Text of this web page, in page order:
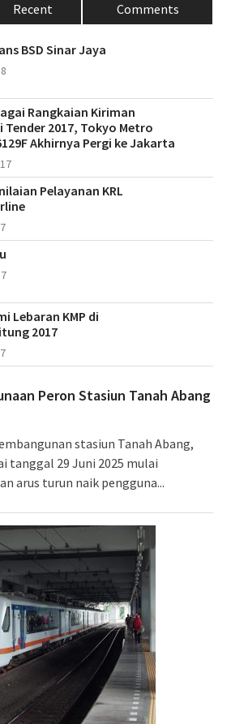
Recent Comments
BSD Sinar Jaya
Rangkaian Kiriman
Tender 2017, Tokyo Metro
Akhirnya Pergi ke Jakarta
Pelayanan KRL
Lebaran KMP di
2017
Peron Stasiun Tanah Abang
stasiun Tanah Abang,
tanggal 29 Juni 2025 mulai
arus turun naik pengguna...